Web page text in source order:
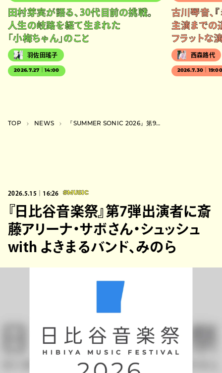
田村芽実が語る、30代目前の挑戦。
人生の岐路を経て生まれた
「小梅ちゃん」のこと
羽佐田瑤子
2026.7.27｜14:00
古川琴音、
主演までの
フラットな
西森路代
2026.7.30｜
TOP NEWS 『SUMMER SONIC 2026』第9弾出演者に木村カエラ、電気グルーヴ、中島健人ら
2026.5.15｜16:26 #MUSIC
『日比谷音楽祭』第7弾出演者に斎
藤アリーナ・サボさん・シュッシュ
with よきまるバンド、みのら